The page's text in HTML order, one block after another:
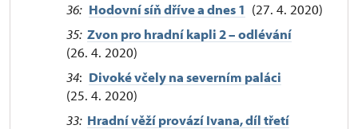
36: Hodovní síň dříve a dnes 1 (27. 4. 2020)
35: Zvon pro hradní kapli 2 – odlévání
(26. 4. 2020)
34: Divoké včely na severním paláci
(25. 4. 2020)
33: Hradní věží provází Ivana, díl třetí